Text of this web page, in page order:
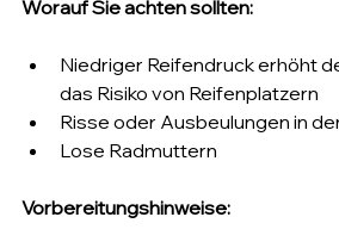
Worauf Sie achten sollten:
Niedriger Reifendruck erhöht
das Risiko von Reifenplatzern
Risse oder Ausbeulungen in
Lose Radmuttern
Vorbereitungshinweise: